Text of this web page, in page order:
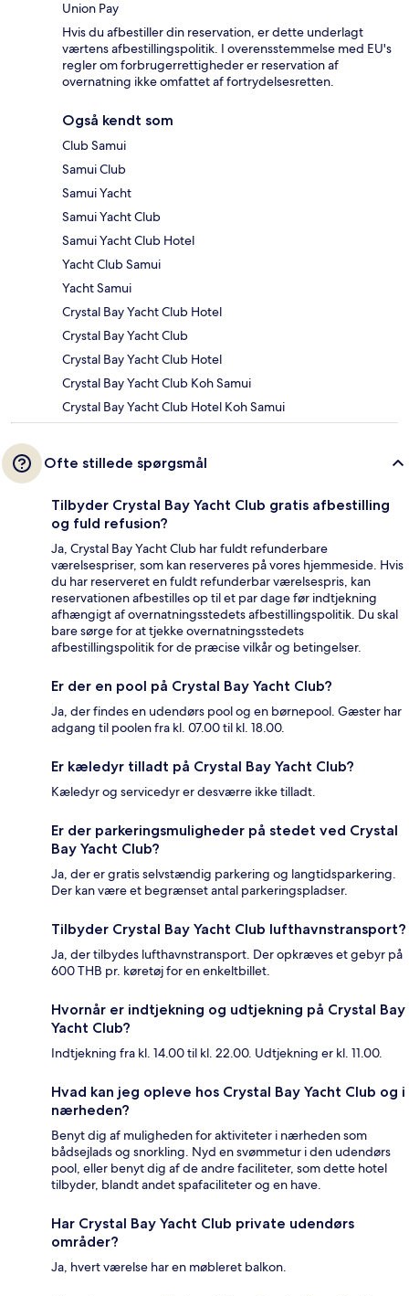
Union Pay
Hvis du afbestiller din reservation, er dette underlagt
værtens afbestillingspolitik. I overensstemmelse med EU's
regler om forbrugerrettigheder er reservation af
overnatning ikke omfattet af fortrydelsesretten.
Også kendt som
Club Samui
Samui Club
Samui Yacht
Samui Yacht Club
Samui Yacht Club Hotel
Yacht Club Samui
Yacht Samui
Crystal Bay Yacht Club Hotel
Crystal Bay Yacht Club
Crystal Bay Yacht Club Hotel
Crystal Bay Yacht Club Koh Samui
Crystal Bay Yacht Club Hotel Koh Samui
Ofte stillede spørgsmål
Tilbyder Crystal Bay Yacht Club gratis afbestilling
og fuld refusion?
Ja, Crystal Bay Yacht Club har fuldt refunderbare
værelsespriser, som kan reserveres på vores hjemmeside. Hvis
du har reserveret en fuldt refunderbar værelsespris, kan
reservationen afbestilles op til et par dage før indtjekning
afhængigt af overnatningsstedets afbestillingspolitik. Du skal
bare sørge for at tjekke overnatningsstedets
afbestillingspolitik for de præcise vilkår og betingelser.
Er der en pool på Crystal Bay Yacht Club?
Ja, der findes en udendørs pool og en børnepool. Gæster har
adgang til poolen fra kl. 07.00 til kl. 18.00.
Er kæledyr tilladt på Crystal Bay Yacht Club?
Kæledyr og servicedyr er desværre ikke tilladt.
Er der parkeringsmuligheder på stedet ved Crystal
Bay Yacht Club?
Ja, der er gratis selvstændig parkering og langtidsparkering.
Der kan være et begrænset antal parkeringspladser.
Tilbyder Crystal Bay Yacht Club lufthavnstransport?
Ja, der tilbydes lufthavnstransport. Der opkræves et gebyr på
600 THB pr. køretøj for en enkeltbillet.
Hvornår er indtjekning og udtjekning på Crystal Bay
Yacht Club?
Indtjekning fra kl. 14.00 til kl. 22.00. Udtjekning er kl. 11.00.
Hvad kan jeg opleve hos Crystal Bay Yacht Club og i
nærheden?
Benyt dig af muligheden for aktiviteter i nærheden som
bådsejlads og snorkling. Nyd en svømmetur i den udendørs
pool, eller benyt dig af de andre faciliteter, som dette hotel
tilbyder, blandt andet spafaciliteter og en have.
Har Crystal Bay Yacht Club private udendørs
områder?
Ja, hvert værelse har en møbleret balkon.